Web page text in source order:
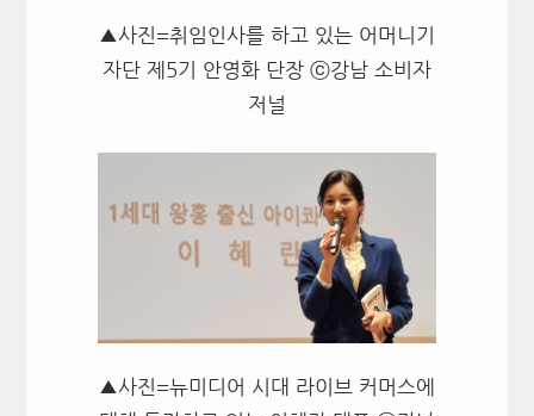
▲사진=취임인사를 하고 있는 어머니기
자단 제5기 안영화 단장 ⓒ강남 소비자
저널
▲사진=뉴미디어 시대 라이브 커머스에